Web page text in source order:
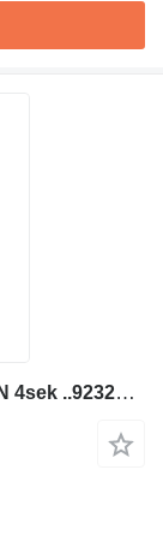
Гидрораспределитель Rozdzielacz NN 4sek ..923259019+ 2812100006+ 27231 для экскаватора